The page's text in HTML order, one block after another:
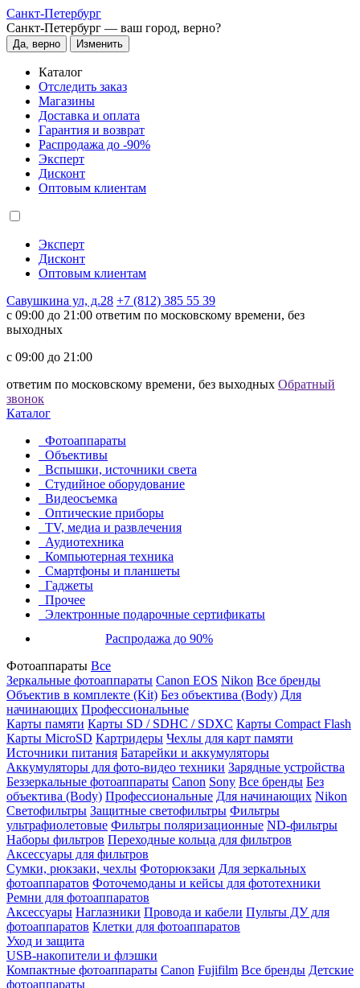
Санкт-Петербург
Санкт-Петербург — ваш город, верно?
Да, верно Изменить
Каталог
Отследить заказ
Магазины
Доставка и оплата
Гарантия и возврат
Распродажа до -90%
Эксперт
Дисконт
Оптовым клиентам
Эксперт
Дисконт
Оптовым клиентам
Савушкина ул, д.28 +7 (812) 385 55 39
c 09:00 до 21:00 ответим по московскому времени, без
выходных
c 09:00 до 21:00
ответим по московскому времени, без выходных Обратный
звонок
Каталог
Фотоаппараты
Объективы
Вспышки, источники света
Студийное оборудование
Видеосъемка
Оптические приборы
TV, медиа и развлечения
Аудиотехника
Компьютерная техника
Смартфоны и планшеты
Гаджеты
Прочее
Электронные подарочные сертификаты
Распродажа до 90%
Фотоаппараты Все
Зеркальные фотоаппараты Canon EOS Nikon Все бренды
Объектив в комплекте (Kit) Без объектива (Body) Для
начинающих Профессиональные
Карты памяти Карты SD / SDHC / SDXC Карты Compact Flash
Карты MicroSD Картридеры Чехлы для карт памяти
Источники питания Батарейки и аккумуляторы
Аккумуляторы для фото-видео техники Зарядные устройства
Беззеркальные фотоаппараты Canon Sony Все бренды Без
объектива (Body) Профессиональные Для начинающих Nikon
Светофильтры Защитные светофильтры Фильтры
ультрафиолетовые Фильтры поляризационные ND-фильтры
Наборы фильтров Переходные кольца для фильтров
Аксессуары для фильтров
Сумки, рюкзаки, чехлы Фоторюкзаки Для зеркальных
фотоаппаратов Фоточемоданы и кейсы для фототехники
Ремни для фотоаппаратов
Аксессуары Наглазники Провода и кабели Пульты ДУ для
фотоаппаратов Клетки для фотоаппаратов
Уход и защита
USB-накопители и флэшки
Компактные фотоаппараты Canon Fujifilm Все бренды Детские
фотоаппараты